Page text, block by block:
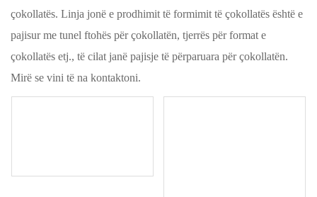
çokollatës. Linja jonë e prodhimit të formimit të çokollatës është e
pajisur me tunel ftohës për çokollatën, tjerrës për format e
çokollatës etj., të cilat janë pajisje të përparuara për çokollatën.
Mirë se vini të na kontaktoni.